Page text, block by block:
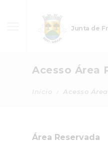
Junta de
Acesso Área
Acesso
Área Reservada